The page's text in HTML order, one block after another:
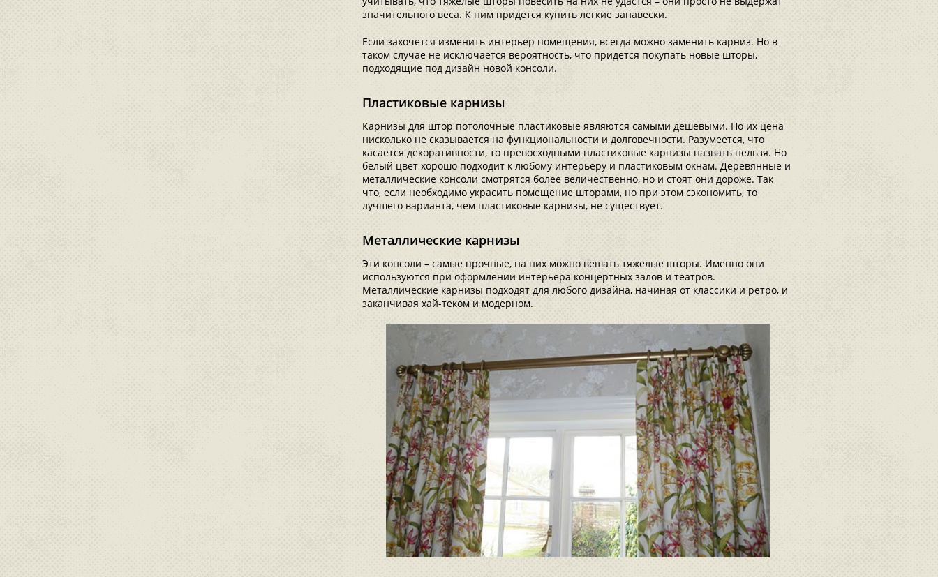
значительного веса. К ним придется купить легкие занавески.
Если захочется изменить интерьер помещения, всегда можно заменить карниз. Но в
таком случае не исключается вероятность, что придется покупать новые шторы,
подходящие под дизайн новой консоли.
Пластиковые карнизы
Карнизы для штор потолочные пластиковые являются самыми дешевыми. Но их цена
нисколько не сказывается на функциональности и долговечности. Разумеется, что
касается декоративности, то превосходными пластиковые карнизы назвать нельзя. Но
белый цвет хорошо подходит к любому интерьеру и пластиковым окнам. Деревянные и
металлические консоли смотрятся более величественно, но и стоят они дороже. Так
что, если необходимо украсить помещение шторами, но при этом сэкономить, то
лучшего варианта, чем пластиковые карнизы, не существует.
Металлические карнизы
Эти консоли – самые прочные, на них можно вешать тяжелые шторы. Именно они
используются при оформлении интерьера концертных залов и театров.
Металлические карнизы подходят для любого дизайна, начиная от классики и ретро, и
заканчивая хай-теком и модерном.